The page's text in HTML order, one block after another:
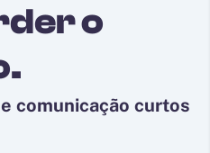
o
comunicação curtos